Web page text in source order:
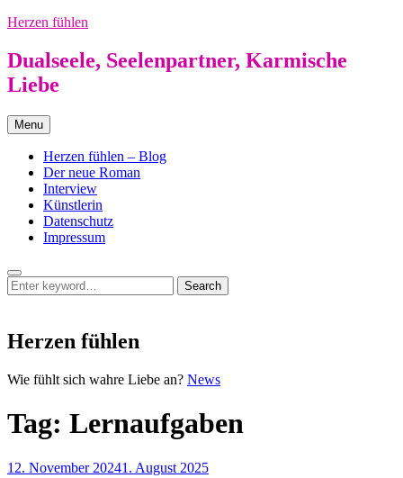
Skip
content
Herzen fühlen
Dualseele, Seelenpartner, Karmische
Liebe
Menu
Herzen fühlen – Blog
Der neue Roman
Interview
Künstlerin
Datenschutz
Impressum
Search
Search
for:
Search
Herzen fühlen
Wie fühlt sich wahre Liebe an? NewsHerzen
Tag: Lernaufgaben
Posted
12. November 20241. August 2025